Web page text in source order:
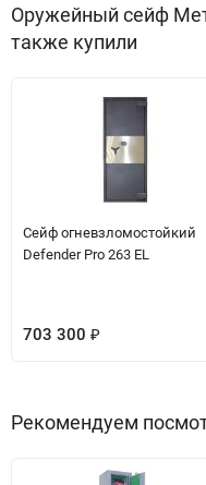
Оружейный сейф
также купили
Сейф огневзломостойкий
Defender Pro 263 EL
703 300 ₽
Рекомендуем